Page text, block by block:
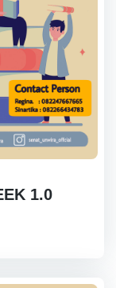
1.0